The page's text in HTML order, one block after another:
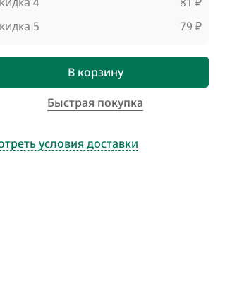
5
79 ₽
В корзину
Быстрая покупка
условия доставки